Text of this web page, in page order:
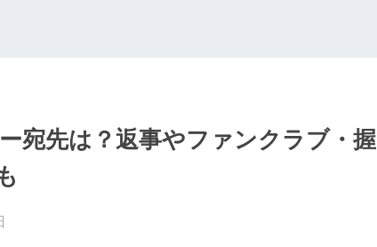
宛先は？返事やファンクラブ・握